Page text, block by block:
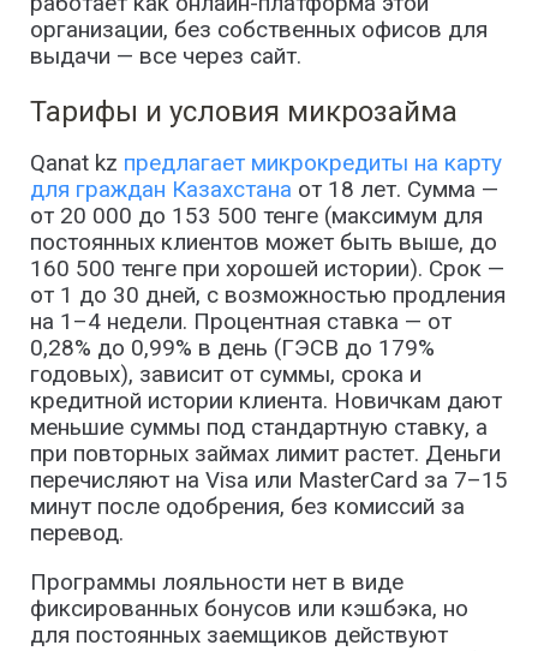
организации, без собственных офисов для
выдачи — все через сайт.
Тарифы и условия микрозайма
Qanat kz предлагает микрокредиты на карту
для граждан Казахстана от 18 лет. Сумма —
от 20 000 до 153 500 тенге (максимум для
постоянных клиентов может быть выше, до
160 500 тенге при хорошей истории). Срок —
от 1 до 30 дней, с возможностью продления
на 1–4 недели. Процентная ставка — от
0,28% до 0,99% в день (ГЭСВ до 179%
годовых), зависит от суммы, срока и
кредитной истории клиента. Новичкам дают
меньшие суммы под стандартную ставку, а
при повторных займах лимит растет. Деньги
перечисляют на Visa или MasterCard за 7–15
минут после одобрения, без комиссий за
перевод.
Программы лояльности нет в виде
фиксированных бонусов или кэшбэка, но
для постоянных заемщиков действуют